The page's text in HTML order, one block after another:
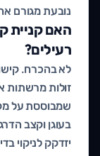
נובעת מגורם
האם קניית
רעילים?
לא בהכרח.
זולות מרשתות
שמבוססת על
בעוגן וקצב
יזדקק לניקוי